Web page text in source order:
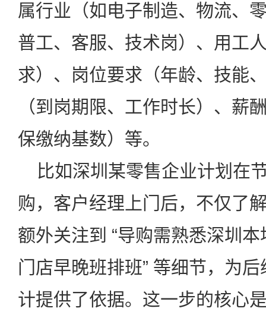
属行业（如电子制造、物流、
普工、客服、技术岗）、用工
求）、岗位要求（年龄、技能
（到岗期限、工作时长）、薪
保缴纳基数）等。
比如深圳某零售企业计划在
购，客户经理上门后，不仅了
额外关注到 “导购需熟悉深圳本
门店早晚班排班” 等细节，为
计提供了依据。这一步的核心